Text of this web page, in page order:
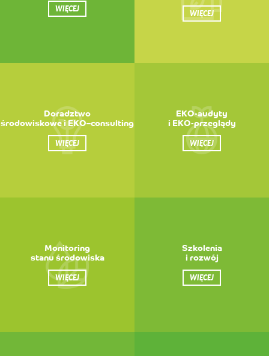
WIĘCEJ WIĘCEJ
Doradztwo
środowiskowe i EKO–consulting
WIĘCEJ
EKO-audyty
i EKO-przeglądy
WIĘCEJ
Monitoring
stanu środowiska
WIĘCEJ
Szkolenia
i rozwój
WIĘCEJ